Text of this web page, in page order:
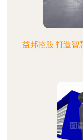
益邦控股 打造智